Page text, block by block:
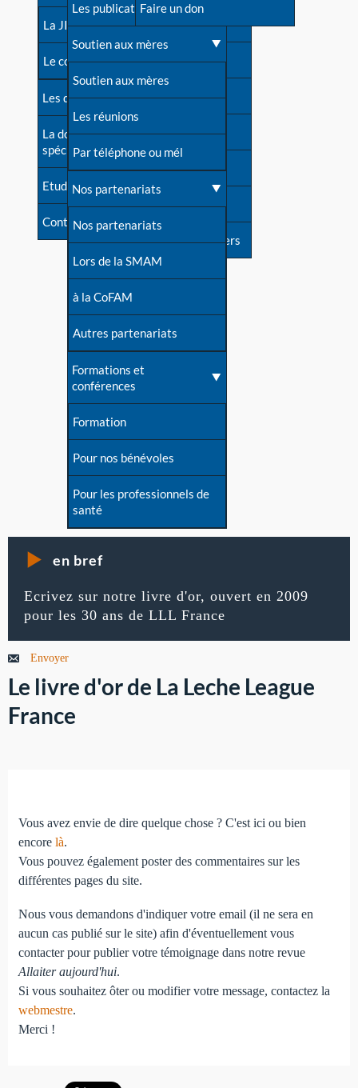
Les débuts
Une difficulté d'allaitement ?
Cas particuliers
Mythes et vérités
Devenir animatrice ?
Une question sur le site
La JIA
Le congrès
Les dossiers de l'allaitement
La documentation
spécialisée
Etudes récentes
Contact
Répertoire de tous les
contacts
Contact presse
Dossier de presse
Soutenir LLL
Livre d'or
Forum
S'inscrire à nos newsletters
Les publications
Soutien aux mères
Soutien aux mères
Les réunions
Par téléphone ou mél
Nos partenariats
Nos partenariats
Lors de la SMAM
à la CoFAM
Autres partenariats
Formations et
conférences
Formation
Pour nos bénévoles
Pour les professionnels de
santé
Faire un don
en bref
Ecrivez sur notre livre d'or, ouvert en 2009
pour les 30 ans de LLL France
Envoyer
Le livre d'or de La Leche League
France
Vous avez envie de dire quelque chose ? C'est ici ou bien
encore là.
Vous pouvez également poster des commentaires sur les
différentes pages du site.
Nous vous demandons d'indiquer votre email (il ne sera en
aucun cas publié sur le site) afin d'éventuellement vous
contacter pour publier votre témoignage dans notre revue
Allaiter aujourd'hui.
Si vous souhaitez ôter ou modifier votre message, contactez la
webmestre.
Merci !